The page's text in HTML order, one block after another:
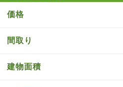
価格
間取り
建物面積